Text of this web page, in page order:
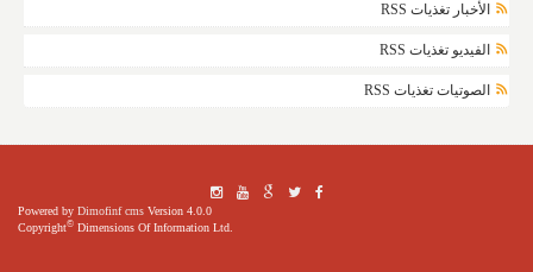
الأخبار تغذيات RSS
الفيديو تغذيات RSS
الصوتيات تغذيات RSS
Powered by Dimofinf cms Version 4.0.0
Copyright© Dimensions Of Information Ltd.